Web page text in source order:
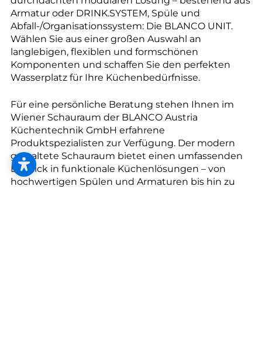
--
--
Armatur oder DRINK.SYSTEM, Spüle und
Abfall-/Organisationssystem: Die BLANCO UNIT.
Wählen Sie aus einer großen Auswahl an
langlebigen, flexiblen und formschönen
Komponenten und schaffen Sie den perfekten
Wasserplatz für Ihre Küchenbedürfnisse.
Für eine persönliche Beratung stehen Ihnen im
Wiener Schauraum der BLANCO Austria
Küchentechnik GmbH erfahrene
Produktspezialisten zur Verfügung. Der modern
gestaltete Schauraum bietet einen umfassenden
Einblick in funktionale Küchenlösungen – von
hochwertigen Spülen und Armaturen bis hin zu